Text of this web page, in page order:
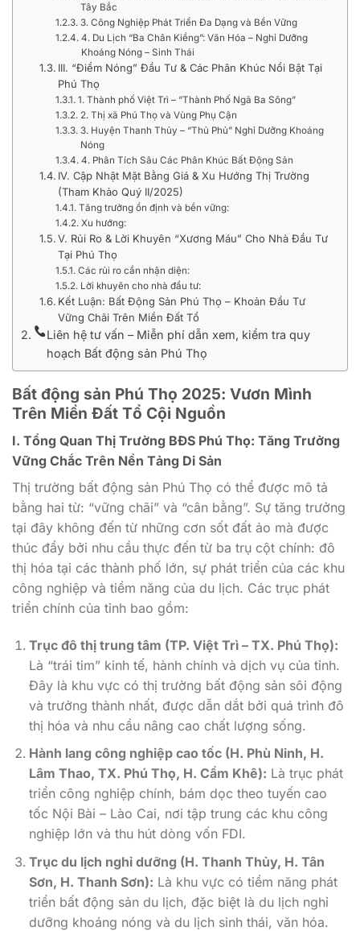
Tây Bắc
3. Công Nghiệp Phát Triển Đa Dạng và Bền Vững
4. Du Lịch “Ba Chân Kiềng”: Văn Hóa – Nghỉ Dưỡng
Khoáng Nóng – Sinh Thái
III. “Điểm Nóng” Đầu Tư & Các Phân Khúc Nổi Bật Tại
Phú Thọ
1. Thành phố Việt Trì – “Thành Phố Ngã Ba Sông”
2. Thị xã Phú Thọ và Vùng Phụ Cận
3. Huyện Thanh Thủy – “Thủ Phủ” Nghỉ Dưỡng Khoáng
Nóng
4. Phân Tích Sâu Các Phân Khúc Bất Động Sản
IV. Cập Nhật Mặt Bằng Giá & Xu Hướng Thị Trường
(Tham Khảo Quý II/2025)
Tăng trưởng ổn định và bền vững:
Xu hướng:
V. Rủi Ro & Lời Khuyên “Xương Máu” Cho Nhà Đầu Tư
Tại Phú Thọ
Các rủi ro cần nhận diện:
Lời khuyên cho nhà đầu tư:
Kết Luận: Bất Động Sản Phú Thọ – Khoản Đầu Tư
Vững Chãi Trên Miền Đất Tổ
Liên hệ tư vấn – Miễn phí dẫn xem, kiểm tra quy
hoạch Bất động sản Phú Thọ
Bất động sản Phú Thọ 2025: Vươn Mình
Trên Miền Đất Tổ Cội Nguồn
I. Tổng Quan Thị Trường BĐS Phú Thọ: Tăng Trưởng
Vững Chắc Trên Nền Tảng Di Sản
Thị trường bất động sản Phú Thọ có thể được mô tả
bằng hai từ: “vững chãi” và “cân bằng”. Sự tăng trưởng
tại đây không đến từ những cơn sốt đất ảo mà được
thúc đẩy bởi nhu cầu thực đến từ ba trụ cột chính: đô
thị hóa tại các thành phố lớn, sự phát triển của các khu
công nghiệp và tiềm năng của du lịch. Các trục phát
triển chính của tỉnh bao gồm:
Trục đô thị trung tâm (TP. Việt Trì – TX. Phú Thọ):
Là “trái tim” kinh tế, hành chính và dịch vụ của tỉnh.
Đây là khu vực có thị trường bất động sản sôi động
và trưởng thành nhất, được dẫn dắt bởi quá trình đô
thị hóa và nhu cầu nâng cao chất lượng sống.
Hành lang công nghiệp cao tốc (H. Phù Ninh, H.
Lâm Thao, TX. Phú Thọ, H. Cẩm Khê): Là trục phát
triển công nghiệp chính, bám dọc theo tuyến cao
tốc Nội Bài – Lào Cai, nơi tập trung các khu công
nghiệp lớn và thu hút dòng vốn FDI.
Trục du lịch nghỉ dưỡng (H. Thanh Thủy, H. Tân
Sơn, H. Thanh Sơn): Là khu vực có tiềm năng phát
triển bất động sản du lịch, đặc biệt là du lịch nghỉ
dưỡng khoáng nóng và du lịch sinh thái, văn hóa.